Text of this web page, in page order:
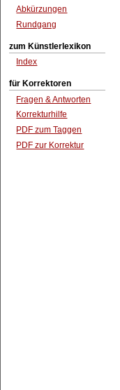
Abkürzungen
Rundgang
zum Künstlerlexikon
Index
für Korrektoren
Fragen & Antworten
Korrekturhilfe
PDF zum Taggen
PDF zur Korrektur